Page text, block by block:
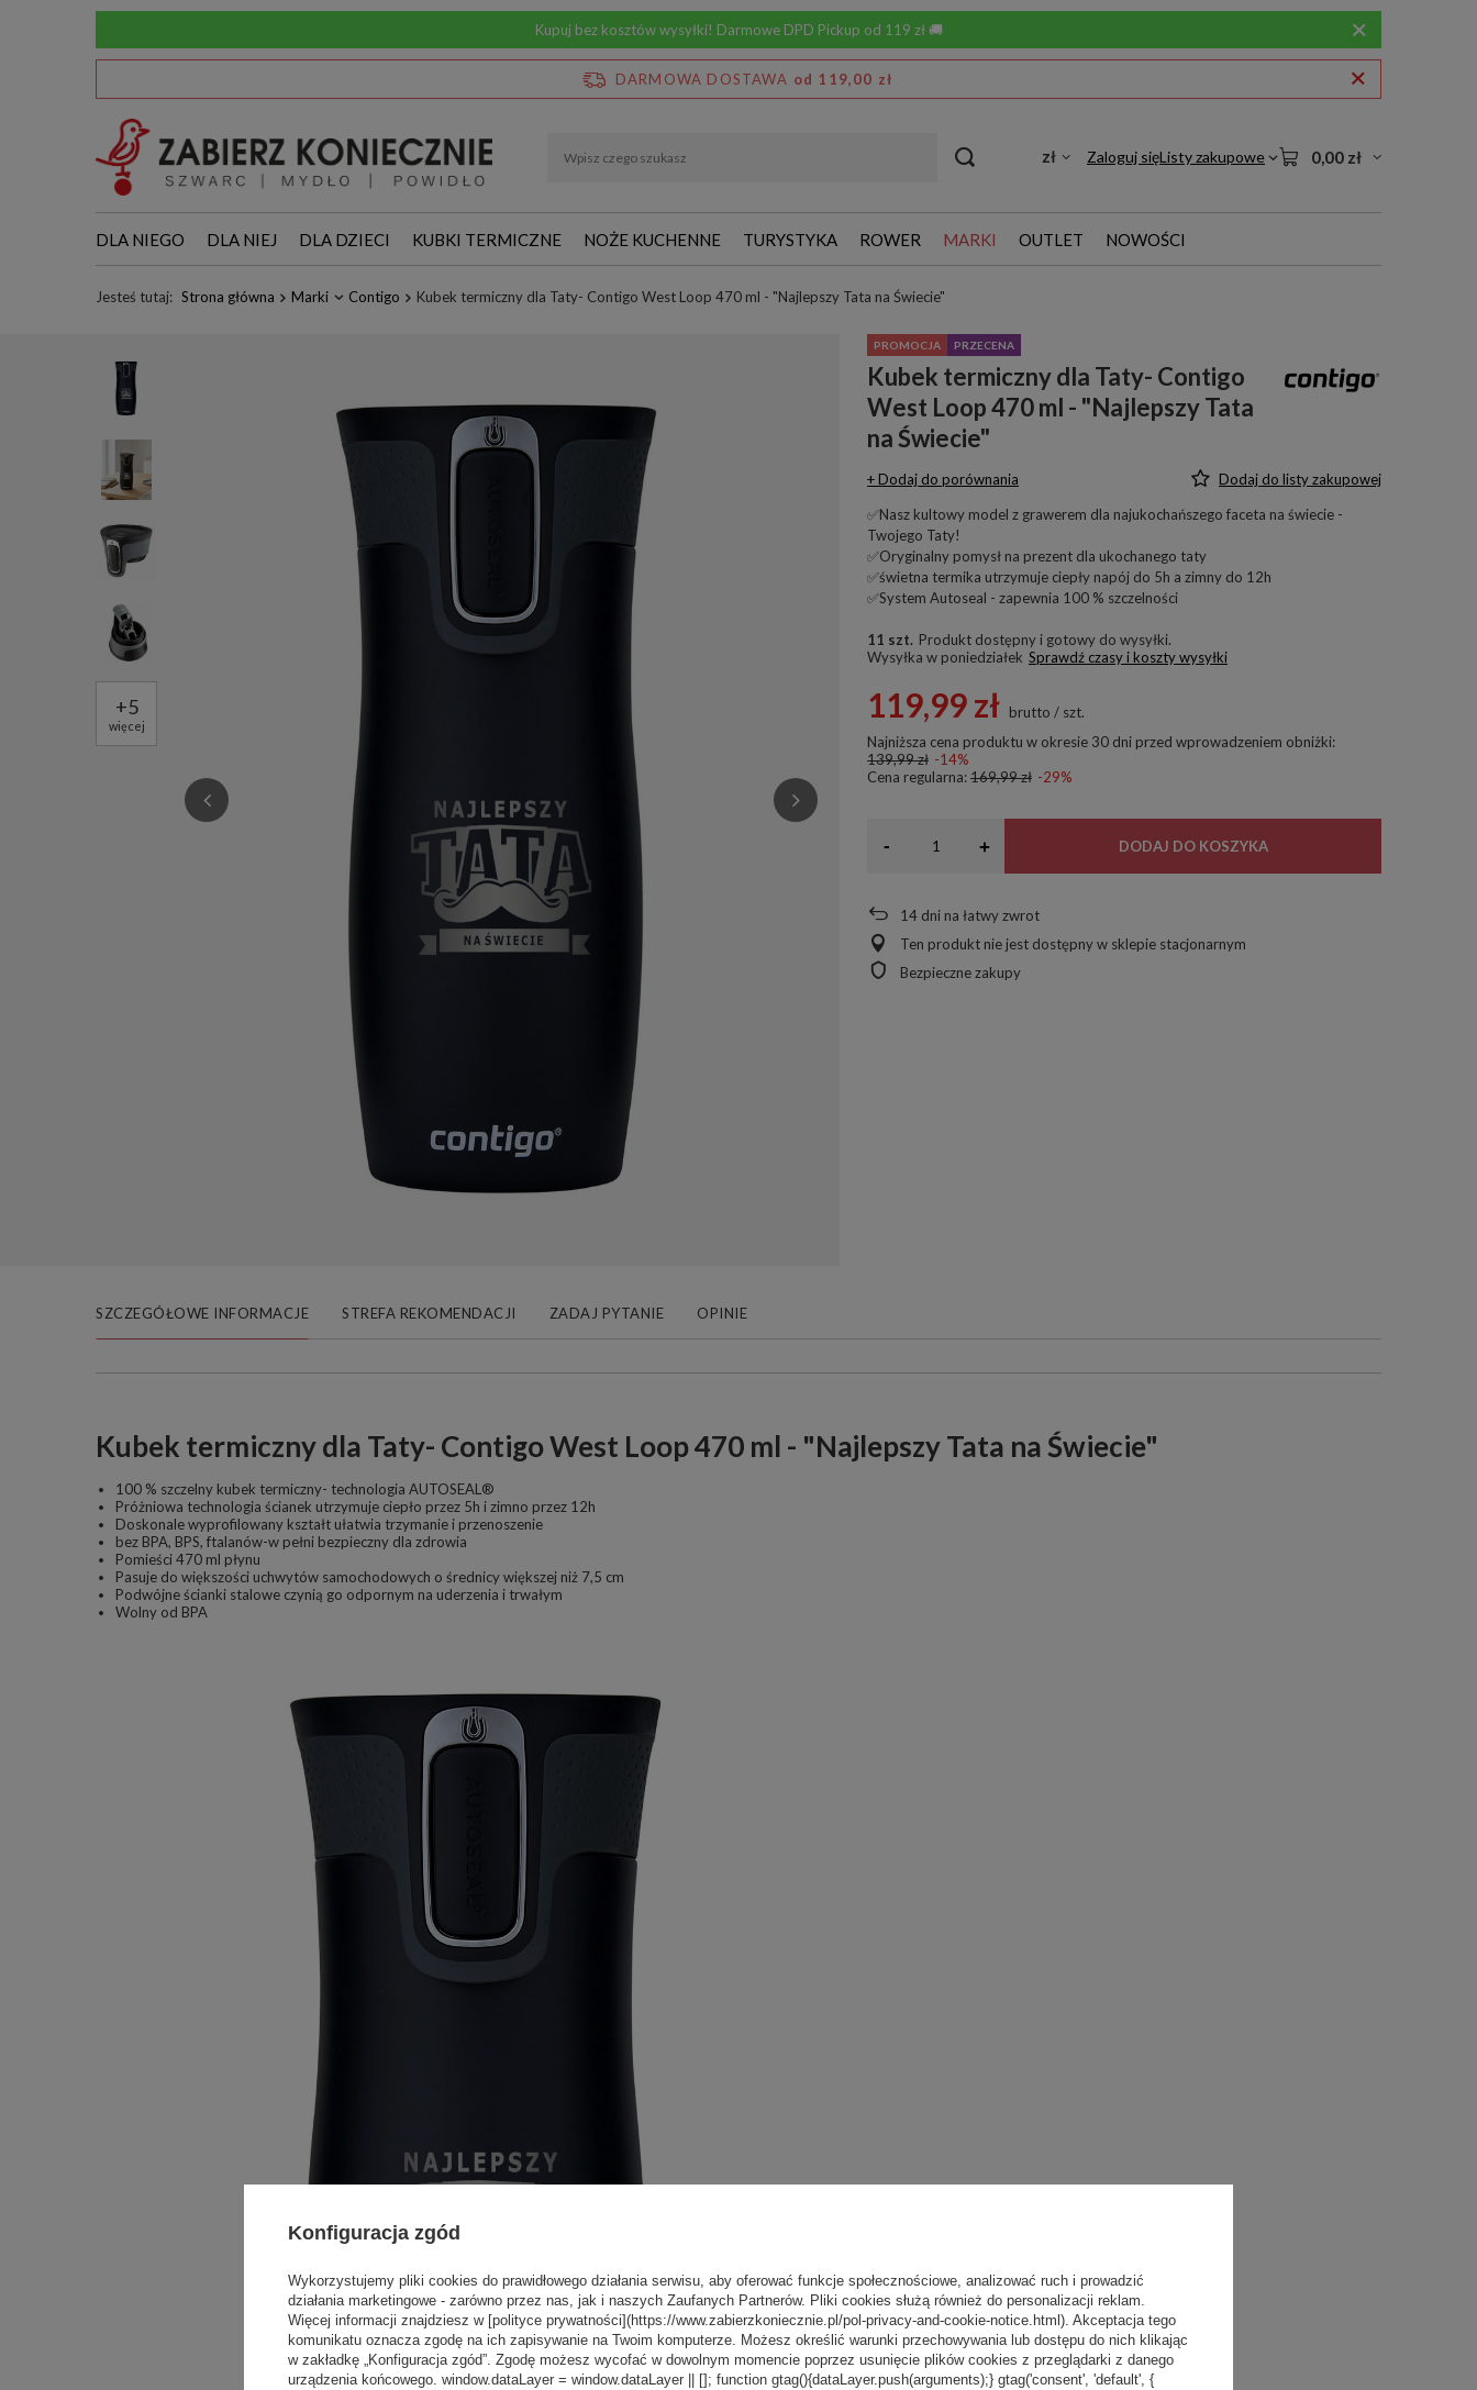
Kupuj bez kosztów wysyłki! Darmowe DPD Pickup od 119 zł 🚚
DARMOWA DOSTAWA od 119,00 zł
zł Zaloguj sięListy zakupowe 0,00 zł
DLA NIEGO DLA NIEJ DLA DZIECI KUBKI TERMICZNE NOŻE KUCHENNE TURYSTYKA ROWER MARKI OUTLET NOWOŚCI
Jesteś tutaj: Strona główna Marki Contigo Kubek termiczny dla Taty- Contigo West Loop 470 ml - "Najlepszy Tata na Świecie"
+5
więcej
PROMOCJA PRZECENA
Kubek termiczny dla Taty- Contigo
West Loop 470 ml - "Najlepszy Tata
na Świecie"
+ Dodaj do porównania
Dodaj do listy zakupowej
✅Nasz kultowy model z grawerem dla najukochańszego faceta na świecie -
Twojego Taty!
✅Oryginalny pomysł na prezent dla ukochanego taty
✅świetna termika utrzymuje ciepły napój do 5h a zimny do 12h
✅System Autoseal - zapewnia 100 % szczelności
11 szt. Produkt dostępny i gotowy do wysyłki
Wysyłka w poniedziałek Sprawdź czasy i koszty wysyłki
119,99 zł brutto / szt.
Najniższa cena produktu w okresie 30 dni przed wprowadzeniem obniżki:
139,99 zł -14%
Cena regularna:169,99 zł -29%
- + DODAJ DO KOSZYKA
14 dni na łatwy zwrot
Ten produkt nie jest dostępny w sklepie stacjonarnym
Bezpieczne zakupy
SZCZEGÓŁOWE INFORMACJE STREFA REKOMENDACJI ZADAJ PYTANIE OPINIE
Kubek termiczny dla Taty- Contigo West Loop 470 ml - "Najlepszy Tata na Świecie"
100 % szczelny kubek termiczny- technologia AUTOSEAL®
Próżniowa technologia ścianek utrzymuje ciepło przez 5h i zimno przez 12h
Doskonale wyprofilowany kształt ułatwia trzymanie i przenoszenie
bez BPA, BPS, ftalanów-w pełni bezpieczny dla zdrowia
Pomieści 470 ml płynu
Pasuje do większości uchwytów samochodowych o średnicy większej niż 7,5 cm
Podwójne ścianki stalowe czynią go odpornym na uderzenia i trwałym
Wolny od BPA
Konfiguracja zgód
Wykorzystujemy pliki cookies do prawidłowego działania serwisu, aby oferować funkcje społecznościowe, analizować ruch i prowadzić
działania marketingowe - zarówno przez nas, jak i naszych Zaufanych Partnerów. Pliki cookies służą również do personalizacji reklam.
Więcej informacji znajdziesz w [polityce prywatności](https://www.zabierzkoniecznie.pl/pol-privacy-and-cookie-notice.html). Akceptacja tego
komunikatu oznacza zgodę na ich zapisywanie na Twoim komputerze. Możesz określić warunki przechowywania lub dostępu do nich klikając
w zakładkę „Konfiguracja zgód”. Zgodę możesz wycofać w dowolnym momencie poprzez usunięcie plików cookies z przeglądarki z danego
urządzenia końcowego. window.dataLayer = window.dataLayer || []; function gtag(){dataLayer.push(arguments);} gtag('consent', 'default', {